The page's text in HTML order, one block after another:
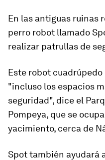
En las antiguas ruinas
perro robot llamado
realizar patrullas de
Este robot
"incluso los espacios
seguridad", dice el
Pompeya, que se
yacimiento, cerca de
Spot también ayudará